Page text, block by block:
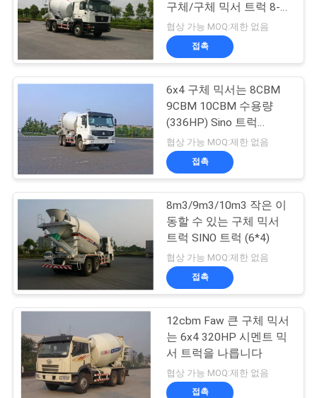
연
락
세
뉴
인
용
문
을
구체/구체 믹서 트럭 8-
10cbm
협상 가능 MOQ:제한 없음
접촉
6x4 구체 믹서는 8CBM
9CBM 10CBM 수용량
(336HP) Sino 트럭
HOWO를 나릅니다
협상 가능 MOQ:제한 없음
접촉
8m3/9m3/10m3 작은 이
동할 수 있는 구체 믹서
트럭 SINO 트럭 (6*4)
협상 가능 MOQ:제한 없음
접촉
12cbm Faw 큰 구체 믹서
는 6x4 320HP 시멘트 믹
서 트럭을 나릅니다
협상 가능 MOQ:제한 없음
접촉